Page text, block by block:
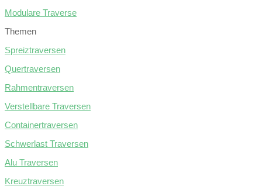
Modulare Traverse
Themen
Spreiztraversen
Quertraversen
Rahmentraversen
Verstellbare Traversen
Containertraversen
Schwerlast Traversen
Alu Traversen
Kreuztraversen